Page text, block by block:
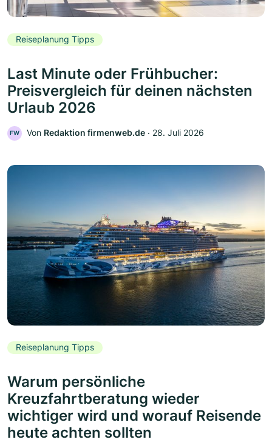
Reiseplanung Tipps
Last Minute oder Frühbucher:
Preisvergleich für deinen nächsten
Urlaub 2026
FW Von Redaktion firmenweb.de ‧ 28. Juli 2026
Reiseplanung Tipps
Warum persönliche
Kreuzfahrtberatung wieder
wichtiger wird und worauf Reisende
heute achten sollten